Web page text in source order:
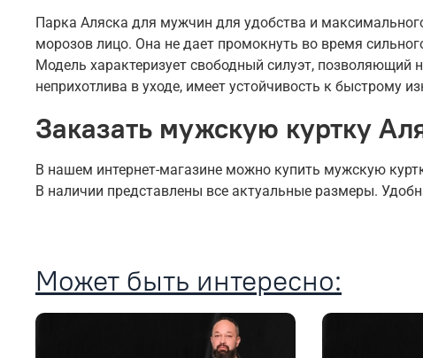
Парка Аляска для мужчин для удобства и
морозов лицо. Она не дает промокнуть во время
Модель характеризует свободный силуэт, позволяющий
неприхотлива в уходе, имеет устойчивость к быстрому
Заказать мужскую куртку
В нашем интернет-магазине можно купить мужскую
В наличии представлены все актуальные размеры.
Может быть интересно: